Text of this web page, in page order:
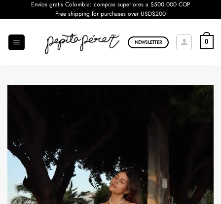
al
Envíos gratis Colombia: compras superiores a $500.000 COP
Free shipping for purchases over USD$200
NEWSLETTER 0